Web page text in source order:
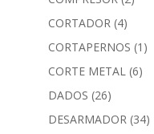
CORTADOR (4)
CORTAPERNOS (1)
CORTE METAL (6)
DADOS (26)
DESARMADOR (34)